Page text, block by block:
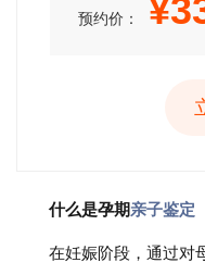
预约价： ¥
什么是孕期亲子鉴定
在妊娠阶段，通过对